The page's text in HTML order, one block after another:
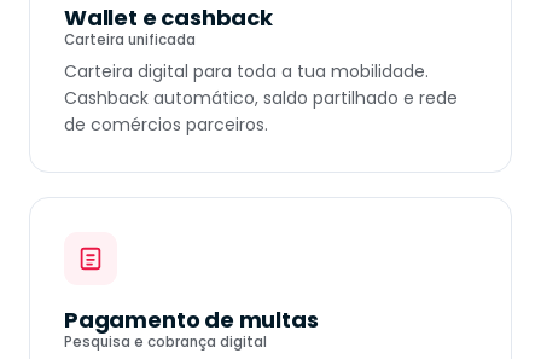
Wallet e cashback
Carteira unificada
Carteira digital para toda a tua mobilidade.
Cashback automático, saldo partilhado e rede
de comércios parceiros.
Pagamento de multas
Pesquisa e cobrança digital